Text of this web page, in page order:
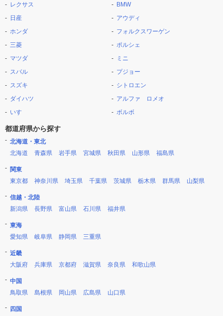
レクサス
日産
ホンダ
三菱
マツダ
スバル
スズキ
ダイハツ
いすゞ
BMW
アウディ
フォルクスワーゲン
ポルシェ
ミニ
プジョー
シトロエン
アルファ ロメオ
ボルボ
都道府県から探す
北海道・東北
北海道
青森県 岩手県 宮城県 秋田県 山形県 福島県
関東
東京都
神奈川県 埼玉県 千葉県 茨城県 栃木県 群馬県 山梨県
信越・北陸
新潟県
長野県 富山県 石川県 福井県
東海
愛知県
岐阜県 静岡県 三重県
近畿
大阪府
兵庫県 京都府 滋賀県 奈良県 和歌山県
中国
鳥取県
島根県 岡山県 広島県 山口県
四国